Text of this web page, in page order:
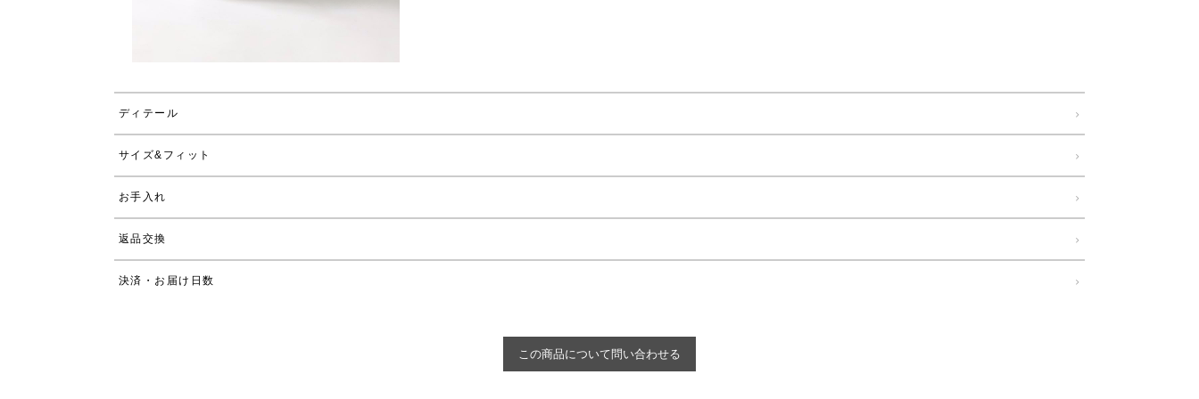
ディテール
サイズ&フィット
お手入れ
返品交換
決済・お届け日数